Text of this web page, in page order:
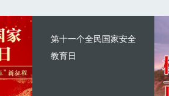
第十一个全民国家安全
教育日